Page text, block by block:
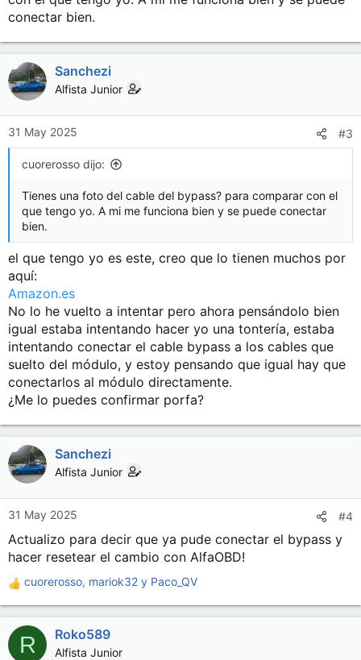
conectar bien.
Sanchezi
Alfista Junior
31 May 2025 #3
cuorerosso dijo:
Tienes una foto del cable del bypass? para comparar con el
que tengo yo. A mi me funciona bien y se puede conectar
bien.
el que tengo yo es este, creo que lo tienen muchos por
aquí:
Amazon.es
No lo he vuelto a intentar pero ahora pensándolo bien
igual estaba intentando hacer yo una tontería, estaba
intentando conectar el cable bypass a los cables que
suelto del módulo, y estoy pensando que igual hay que
conectarlos al módulo directamente.
¿Me lo puedes confirmar porfa?
Sanchezi
Alfista Junior
31 May 2025 #4
Actualizo para decir que ya pude conectar el bypass y
hacer resetear el cambio con AlfaOBD!
R
e
a
c
c
cuorerosso, mariok32 y Paco_QV
R Roko589
Alfista Junior